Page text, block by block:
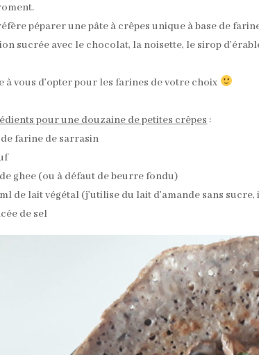
péparer une pâte à crêpes unique à base de
sucrée avec le chocolat, la noisette, le sirop
à vous d’opter pour les farines de votre choix
pour une douzaine de petites crêpes :
de farine de sarrasin
de ghee (ou à défaut de beurre fondu)
de lait végétal (j’utilise du lait d’amande sans
de sel